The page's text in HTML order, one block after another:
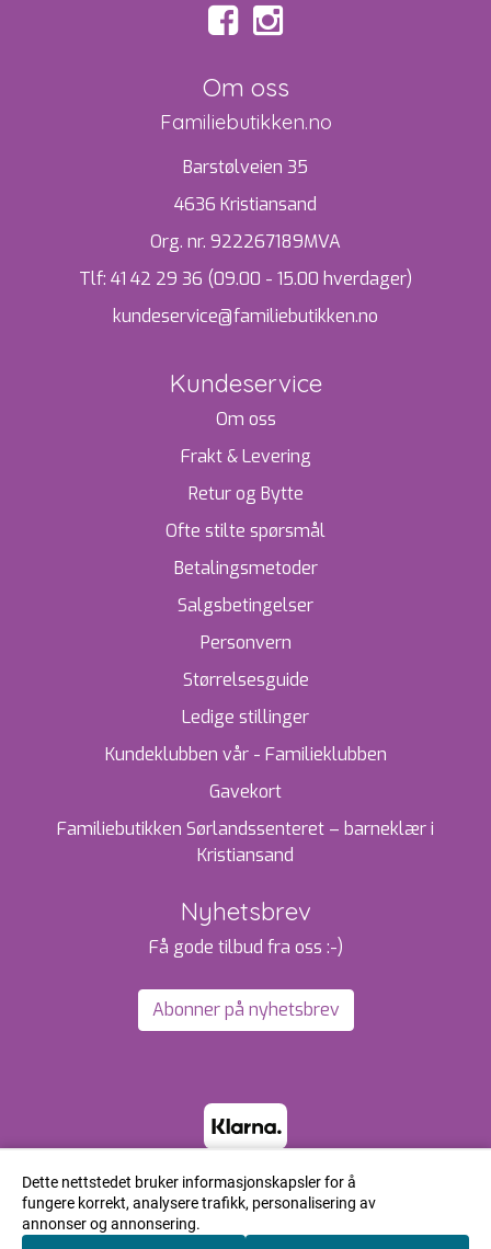
Dette nettstedet bruker informasjonskapsler for å
fungere korrekt, analysere trafikk, personalisering av
annonser og annonsering.
Om oss
Familiebutikken.no
Barstølveien 35
4636 Kristiansand
Org. nr. 922267189MVA
Tlf: 41 42 29 36 (09.00 - 15.00 hverdager)
kundeservice@familiebutikken.no
Kundeservice
Om oss
Frakt & Levering
Retur og Bytte
Ofte stilte spørsmål
Betalingsmetoder
Salgsbetingelser
Personvern
Størrelsesguide
Ledige stillinger
Kundeklubben vår - Familieklubben
Gavekort
Familiebutikken Sørlandssenteret – barneklær i
Kristiansand
Nyhetsbrev
Få gode tilbud fra oss :-)
Abonner på nyhetsbrev